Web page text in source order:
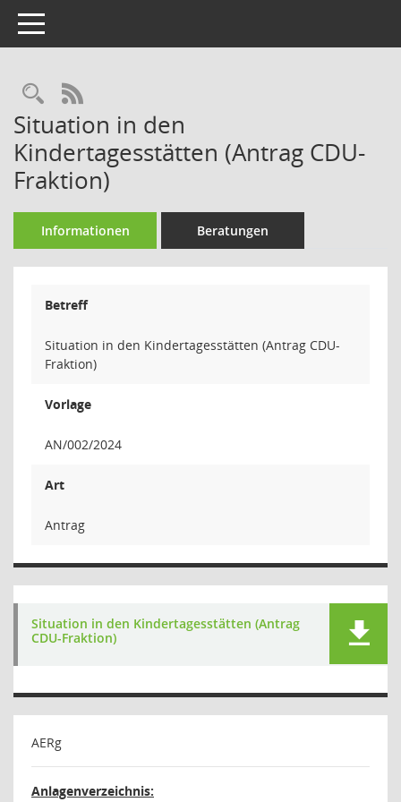
Toggle navigation
Rechercheauswahl
RSS-Feed
Situation in den
Kindertagesstätten (Antrag CDU-
Fraktion)
Informationen Beratungen
Betreff
Situation in den Kindertagesstätten (Antrag CDU-
Fraktion)
Vorlage
AN/002/2024
Art
Antrag
Situation in den Kindertagesstätten (Antrag
CDU-Fraktion)
AERg
Anlagenverzeichnis: